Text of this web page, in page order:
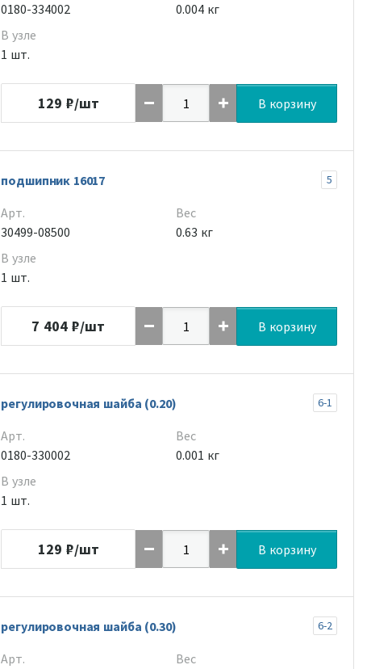
0180-334002
В узле
1 шт.
0.004 кг
129 ₽/шт В корзину
подшипник 16017 5
Арт.
30499-08500
В узле
1 шт.
Вес
0.63 кг
7 404 ₽/шт В корзину
регулировочная шайба (0.20) 6-1
Арт.
0180-330002
В узле
1 шт.
Вес
0.001 кг
129 ₽/шт В корзину
регулировочная шайба (0.30) 6-2
Арт.
Вес